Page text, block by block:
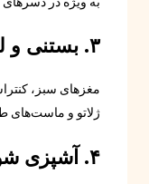
۳. بستنی و لبنیات
مغزهای سبز،
ژلاتو و ماست‌های
۴. آشپزی شور